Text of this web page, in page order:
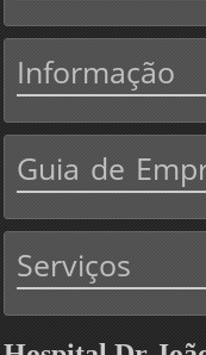
Informação
Guia de
Serviços